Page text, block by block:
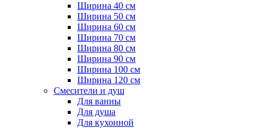
Ширина 40 см
Ширина 50 см
Ширина 60 см
Ширина 70 см
Ширина 80 см
Ширина 90 см
Ширина 100 см
Ширина 120 см
Смесители и душ
Для ванны
Для душа
Для кухонной